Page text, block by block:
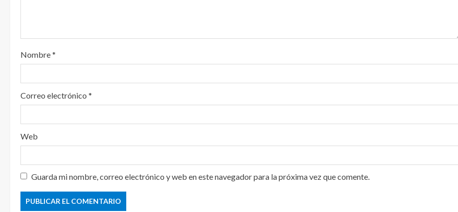
Nombre*
Correo electrónico *
Web
Guarda mi nombre, correo electrónico y web en este navegador para la próxima vez que comente.